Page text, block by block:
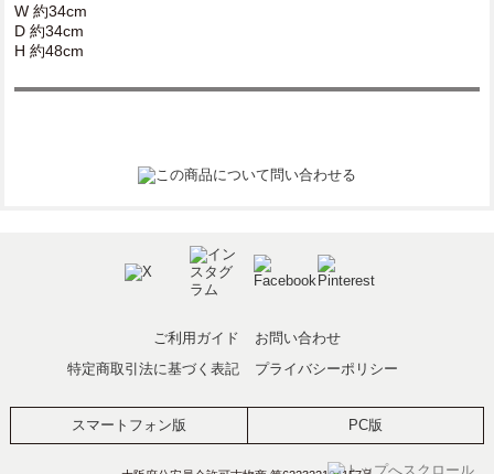
W 約34cm
D 約34cm
H 約48cm
ご利用ガイド
お問い合わせ
特定商取引法に基づく表記
プライバシーポリシー
スマートフォン版 PC版